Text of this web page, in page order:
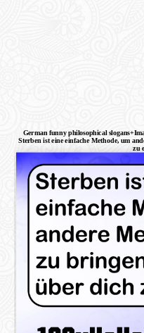
German funny philosophical
Sterben ist eine einfache Methode, um
zu